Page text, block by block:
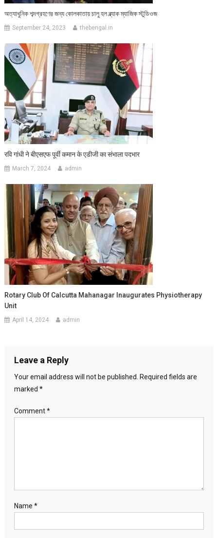
অত্যাধুনিক শব্দগ্রহণের জন্য কোলকাতায় চালু হল ব্ল্যাক ম্যাজিক স্টুডিওজ
September 24, 2023 thebengal.in
रवि गांधी ने बीएसएफ पूर्वी कमान के एडीजी का संभाला पदभार
March 7, 2024 admin
Rotary Club Of Calcutta Mahanagar Inaugurates Physiotherapy
Unit
April 14, 2024 admin
Leave a Reply
Your email address will not be published.
Required fields are
marked *
Comment*
Name *